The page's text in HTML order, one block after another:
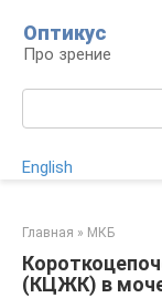
контенту
Оптикус
Про зрение
English
Главная » МКБ
(КЦЖК) в